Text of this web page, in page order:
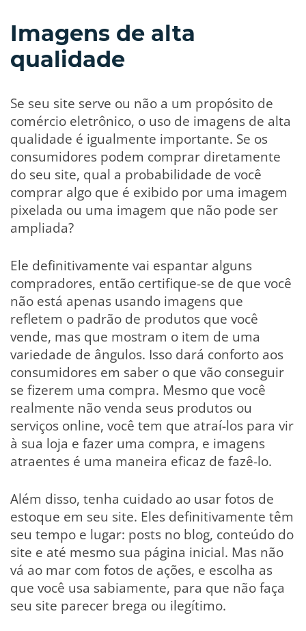
Imagens de alta
qualidade
Se seu site serve ou não a um propósito de
comércio eletrônico, o uso de imagens de alta
qualidade é igualmente importante. Se os
consumidores podem comprar diretamente
do seu site, qual a probabilidade de você
comprar algo que é exibido por uma imagem
pixelada ou uma imagem que não pode ser
ampliada?
Ele definitivamente vai espantar alguns
compradores, então certifique-se de que você
não está apenas usando imagens que
refletem o padrão de produtos que você
vende, mas que mostram o item de uma
variedade de ângulos. Isso dará conforto aos
consumidores em saber o que vão conseguir
se fizerem uma compra. Mesmo que você
realmente não venda seus produtos ou
serviços online, você tem que atraí-los para vir
à sua loja e fazer uma compra, e imagens
atraentes é uma maneira eficaz de fazê-lo.
Além disso, tenha cuidado ao usar fotos de
estoque em seu site. Eles definitivamente têm
seu tempo e lugar: posts no blog, conteúdo do
site e até mesmo sua página inicial. Mas não
vá ao mar com fotos de ações, e escolha as
que você usa sabiamente, para que não faça
seu site parecer brega ou ilegítimo.